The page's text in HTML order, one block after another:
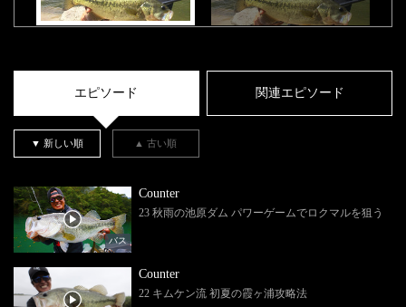
エピソード 関連エピソード
▼ 新しい順 ▲ 古い順
バス
Counter
23 秋雨の池原ダム パワーゲームでロクマルを狙う
Counter
22 キムケン流 初夏の霞ヶ浦攻略法